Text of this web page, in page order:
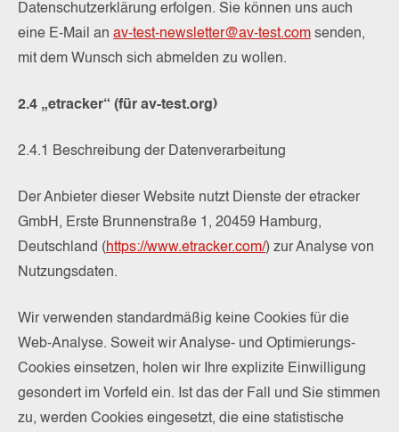
Datenschutzerklärung erfolgen. Sie können uns auch
eine E-Mail an av-test-newsletter@av-test.com senden,
mit dem Wunsch sich abmelden zu wollen.
2.4 „etracker“ (für av-test.org)
2.4.1 Beschreibung der Datenverarbeitung
Der Anbieter dieser Website nutzt Dienste der etracker
GmbH, Erste Brunnenstraße 1, 20459 Hamburg,
Deutschland (https://www.etracker.com/) zur Analyse von
Nutzungsdaten.
Wir verwenden standardmäßig keine Cookies für die
Web-Analyse. Soweit wir Analyse- und Optimierungs-
Cookies einsetzen, holen wir Ihre explizite Einwilligung
gesondert im Vorfeld ein. Ist das der Fall und Sie stimmen
zu, werden Cookies eingesetzt, die eine statistische